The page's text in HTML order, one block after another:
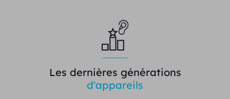
Les dernières générations
d'appareils